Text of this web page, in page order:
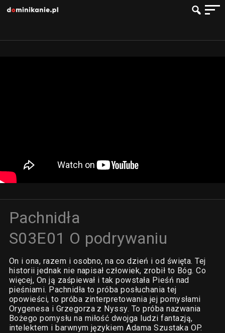
Pachnidła
S03E01 O podrywaniu
On i ona, razem i osobno, na co dzień i od święta. Tej
historii jednak nie napisał człowiek, zrobił to Bóg. Co
więcej, On ją zaśpiewał i tak powstała Pieśń nad
pieśniami. Pachnidła to próba posłuchania tej
opowieści, to próba zinterpretowania jej pomysłami
Orygenesa i Grzegorza z Nyssy. To próba nazwania
Bożego pomysłu na miłość dwojga ludzi fantazją,
intelektem i barwnym językiem Adama Szustaka OP.